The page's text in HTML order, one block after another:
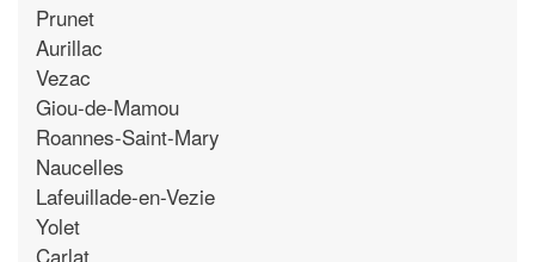
Prunet
Aurillac
Vezac
Giou-de-Mamou
Roannes-Saint-Mary
Naucelles
Lafeuillade-en-Vezie
Yolet
Carlat